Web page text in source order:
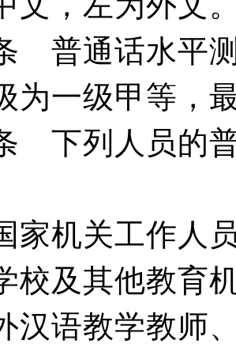
普通话水平
为一级甲等，
下列人员的
家机关工作人
校及其他教育
汉语教学教师